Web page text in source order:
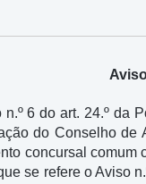
6 do art. 24.º da
do Conselho
concursal
se refere o Aviso